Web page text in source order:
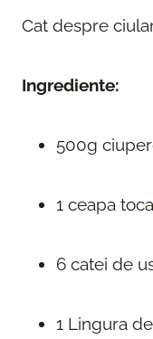
Cat despre
Ingrediente:
500g
1 ceapa
6 catei de
1 Lingura